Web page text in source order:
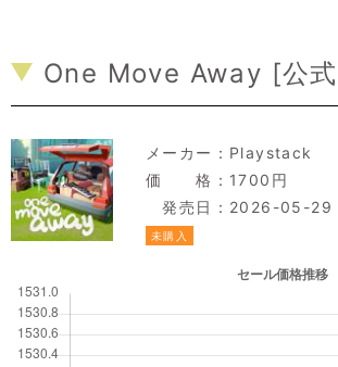
One Move Away [公
メーカー： Playstack
価 格：1700円
発売日：2026-05-29
未購入